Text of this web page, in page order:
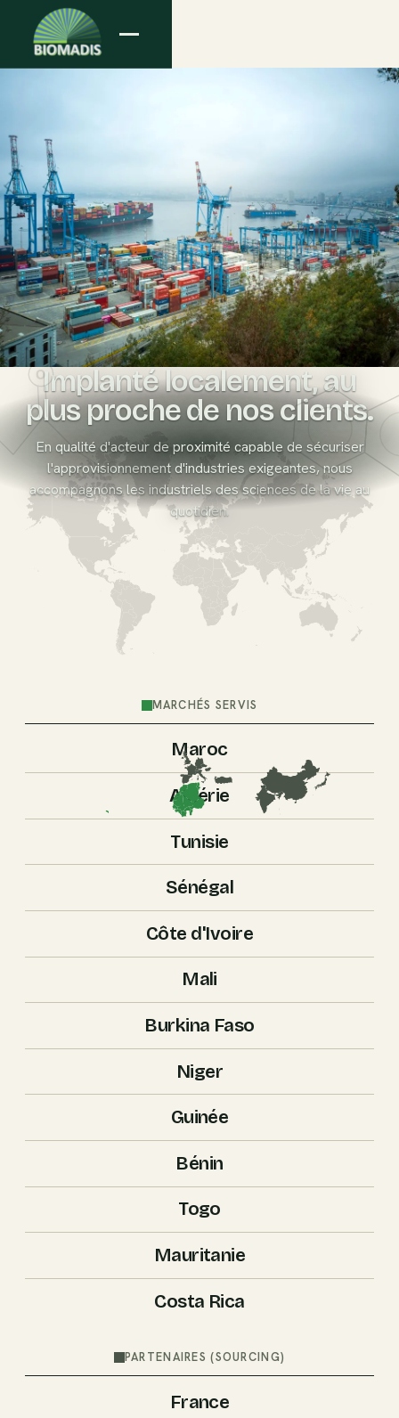
Implanté localement, au
plus proche de nos clients.
En qualité d'acteur de proximité capable de sécuriser
l'approvisionnement d'industries exigeantes, nous
accompagnons les industriels des sciences de la vie au
quotidien.
O
O
MARCHÉS SERVIS
Maroc
Algérie
Tunisie
Sénégal
Côte d'Ivoire
Mali
Burkina Faso
Niger
Guinée
Bénin
Togo
Mauritanie
Costa Rica
PARTENAIRES (SOURCING)
France